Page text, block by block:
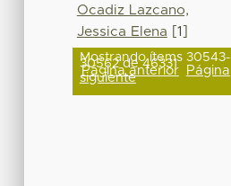
Ocadiz Lazcano,
Jessica Elena [1]
Mostrando ítems 30543-
30562 de 46331
Página anterior Página
siguiente